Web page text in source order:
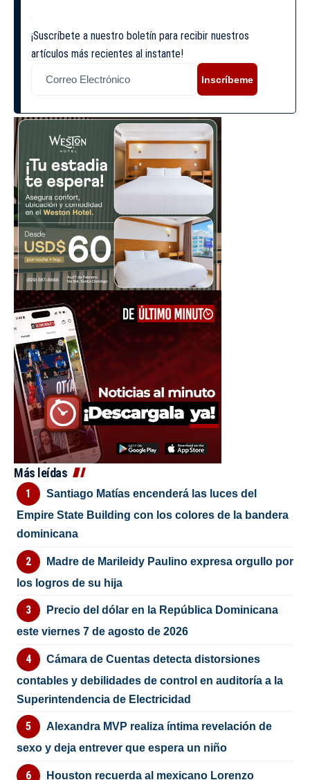
¡Suscríbete a nuestro boletín para recibir nuestros
artículos más recientes al instante!
Inscríbeme
Más leídas
Santiago Matías encenderá las luces del
Empire State Building con los colores de la bandera
dominicana
Madre de Marileidy Paulino expresa orgullo por
los logros de su hija
Precio del dólar en la República Dominicana
este viernes 7 de agosto de 2026
Cámara de Cuentas detecta distorsiones
contables y debilidades de control en auditoría a la
Superintendencia de Electricidad
Alexandra MVP realiza íntima revelación de
sexo y deja entrever que espera un niño
Houston recuerda al mexicano Lorenzo